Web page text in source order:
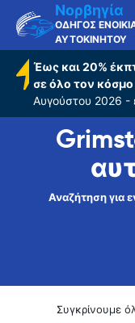
Νορβηγία
ΟΔΗΓΟΣ
ΑΥΤΟΚΙΝΗΤΟΥ
Έως και 20%
σε όλο τον κόσμο
Αυγούστου 2026 -
Αναζήτηση για
Συγκρίνουμε